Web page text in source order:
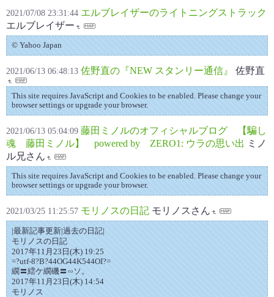
2021/07/08 23:31:44 エルブレイザーのライトニングストラック
エルブレイザー
© Yahoo Japan
2021/06/13 06:48:13 佐野直の『NEW スタンリー通信』 佐野直
This site requires JavaScript and Cookies to be enabled. Please change your
browser settings or upgrade your browser.
2021/06/13 05:04:09 藤田ミノルのオフィシャルブログ 【騙し
魂 藤田ミノル】 powered by ZERO1: ウラの思い出 ミノ
ル兄さん
This site requires JavaScript and Cookies to be enabled. Please change your
browser settings or upgrade your browser.
2021/03/25 11:25:57 モリノスの日記 モリノスさん
|最新記事更新|過去の日記|
モリノスの日記
2017年11月23日(木) 19:25
=?utf-8?B?44OG44K544OI?=
繝〓繧ケ繝磯〓∽ソ。
2017年11月23日(木) 14:54
モリノス